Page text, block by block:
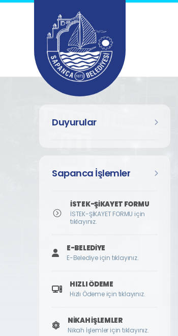
Duyurular
Sapanca İşlemler
İSTEK-ŞİKAYET FORMU
İSTEK-ŞİKAYET FORMU için
tıklayınız.
E-BELEDIYE
E-Belediye için tıklayınız.
HIZLI ÖDEME
Hızlı Ödeme için tıklayınız.
NIKAH İŞLEMLER
Nikah İşlemler için tıklayınız.